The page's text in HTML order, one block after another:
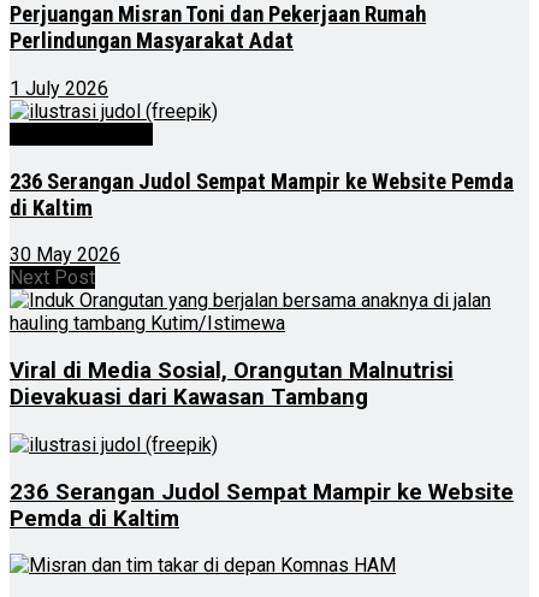
Perjuangan Misran Toni dan Pekerjaan Rumah
Perlindungan Masyarakat Adat
1 July 2026
236 Serangan Judol Sempat Mampir ke Website Pemda
di Kaltim
30 May 2026
Next Post
Viral di Media Sosial, Orangutan Malnutrisi
Dievakuasi dari Kawasan Tambang
236 Serangan Judol Sempat Mampir ke Website
Pemda di Kaltim